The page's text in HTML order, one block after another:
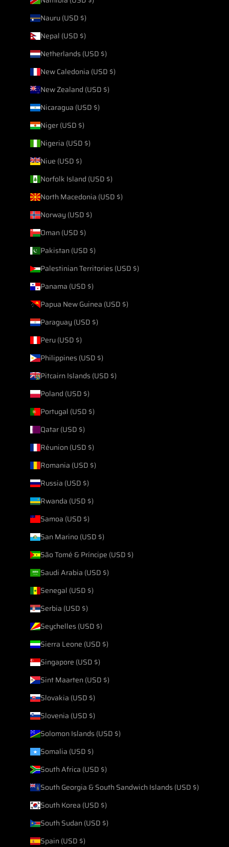
Nauru (USD $)
Nepal (USD $)
Netherlands (USD $)
New Caledonia (USD $)
New Zealand (USD $)
Nicaragua (USD $)
Niger (USD $)
Nigeria (USD $)
Niue (USD $)
Norfolk Island (USD $)
North Macedonia (USD $)
Norway (USD $)
Oman (USD $)
Pakistan (USD $)
Palestinian Territories (USD $)
Panama (USD $)
Papua New Guinea (USD $)
Paraguay (USD $)
Peru (USD $)
Philippines (USD $)
Pitcairn Islands (USD $)
Poland (USD $)
Portugal (USD $)
Qatar (USD $)
Réunion (USD $)
Romania (USD $)
Russia (USD $)
Rwanda (USD $)
Samoa (USD $)
San Marino (USD $)
São Tomé & Príncipe (USD $)
Saudi Arabia (USD $)
Senegal (USD $)
Serbia (USD $)
Seychelles (USD $)
Sierra Leone (USD $)
Singapore (USD $)
Sint Maarten (USD $)
Slovakia (USD $)
Slovenia (USD $)
Solomon Islands (USD $)
Somalia (USD $)
South Africa (USD $)
South Georgia & South Sandwich Islands (USD $)
South Korea (USD $)
South Sudan (USD $)
Spain (USD $)